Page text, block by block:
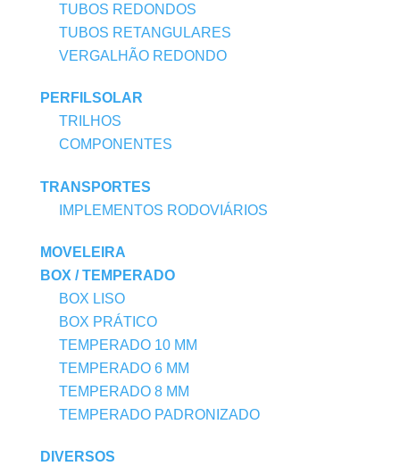
TUBOS REDONDOS
TUBOS RETANGULARES
VERGALHÃO REDONDO
PERFILSOLAR
TRILHOS
COMPONENTES
TRANSPORTES
IMPLEMENTOS RODOVIÁRIOS
MOVELEIRA
BOX / TEMPERADO
BOX LISO
BOX PRÁTICO
TEMPERADO 10 MM
TEMPERADO 6 MM
TEMPERADO 8 MM
TEMPERADO PADRONIZADO
DIVERSOS